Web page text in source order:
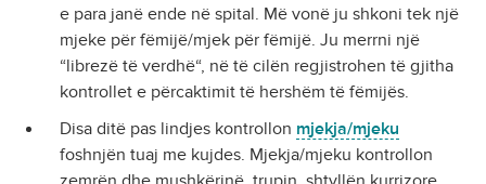
e para janë ende në spital. Më vonë ju shkoni tek një
mjeke për fëmijë/mjek për fëmijë. Ju merrni një
“librezë të verdhë“, në të cilën regjistrohen të gjitha
kontrollet e përcaktimit të hershëm të fëmijës.
Disa ditë pas lindjes kontrollon mjekja/mjeku
foshnjën tuaj me kujdes. Mjekja/mjeku kontrollon